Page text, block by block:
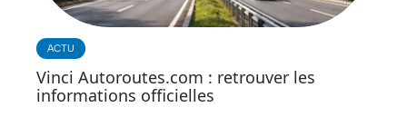
ACTU
Vinci Autoroutes.com : retrouver les
informations officielles